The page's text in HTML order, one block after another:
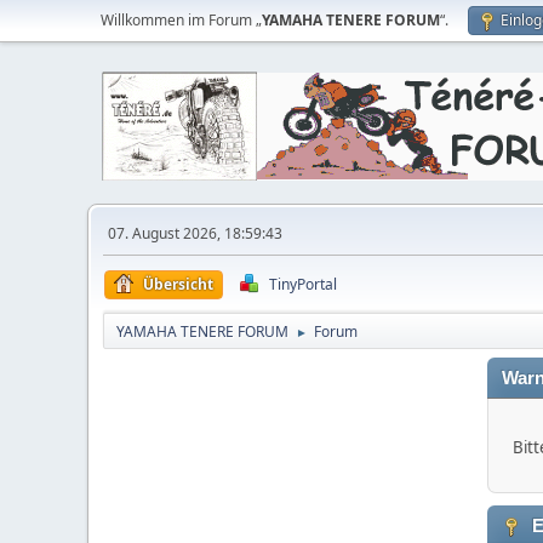
Willkommen im Forum „YAMAHA TENERE FORUM“.
07. August 2026, 18:59:43
Übersicht TinyPortal
YAMAHA TENERE FORUM ► Forum